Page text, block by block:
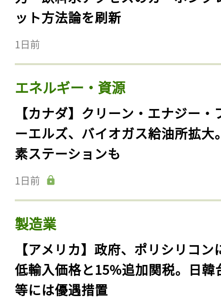
ット方法論を刷新
1日前
エネルギー・資源
【カナダ】クリーン・エナジー・
ーエルズ、バイオガス給油所拡大
素ステーションも
1日前
製造業
【アメリカ】政府、ポリシリコン
低輸入価格と15%追加関税。日韓
等には優遇措置